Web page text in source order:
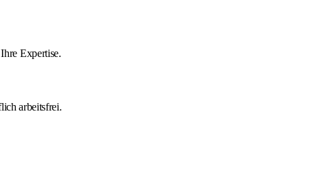
Expertise.
arbeitsfrei.